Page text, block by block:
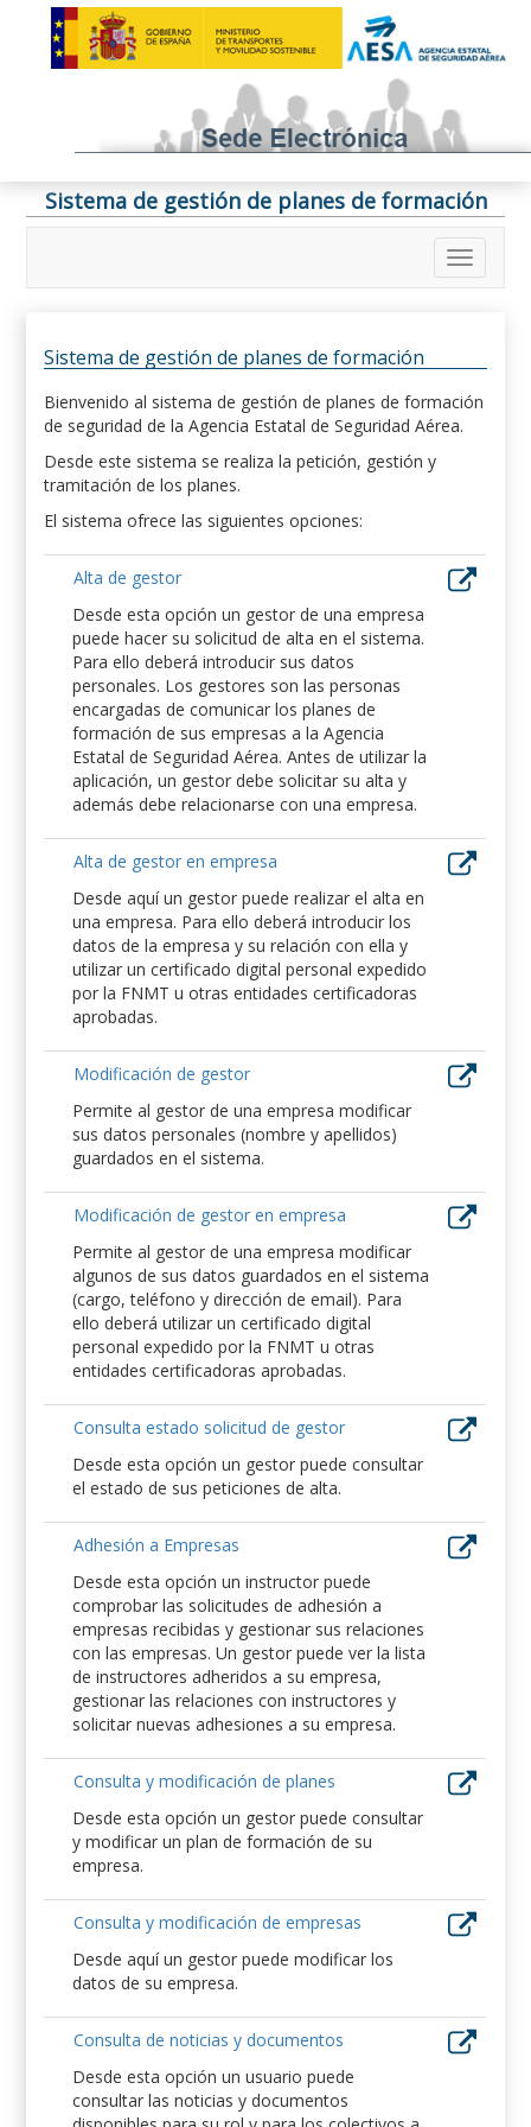
Sistema de gestión de planes de formación
Sistema de gestión de planes de formación
Bienvenido al sistema de gestión de planes de formación
de seguridad de la Agencia Estatal de Seguridad Aérea.
Desde este sistema se realiza la petición, gestión y
tramitación de los planes.
El sistema ofrece las siguientes opciones:
Alta de gestor
Desde esta opción un gestor de una empresa
puede hacer su solicitud de alta en el sistema.
Para ello deberá introducir sus datos
personales. Los gestores son las personas
encargadas de comunicar los planes de
formación de sus empresas a la Agencia
Estatal de Seguridad Aérea. Antes de utilizar la
aplicación, un gestor debe solicitar su alta y
además debe relacionarse con una empresa.
Alta de gestor en empresa
Desde aquí un gestor puede realizar el alta en
una empresa. Para ello deberá introducir los
datos de la empresa y su relación con ella y
utilizar un certificado digital personal expedido
por la FNMT u otras entidades certificadoras
aprobadas.
Modificación de gestor
Permite al gestor de una empresa modificar
sus datos personales (nombre y apellidos)
guardados en el sistema.
Modificación de gestor en empresa
Permite al gestor de una empresa modificar
algunos de sus datos guardados en el sistema
(cargo, teléfono y dirección de email). Para
ello deberá utilizar un certificado digital
personal expedido por la FNMT u otras
entidades certificadoras aprobadas.
Consulta estado solicitud de gestor
Desde esta opción un gestor puede consultar
el estado de sus peticiones de alta.
Adhesión a Empresas
Desde esta opción un instructor puede
comprobar las solicitudes de adhesión a
empresas recibidas y gestionar sus relaciones
con las empresas. Un gestor puede ver la lista
de instructores adheridos a su empresa,
gestionar las relaciones con instructores y
solicitar nuevas adhesiones a su empresa.
Consulta y modificación de planes
Desde esta opción un gestor puede consultar
y modificar un plan de formación de su
empresa.
Consulta y modificación de empresas
Desde aquí un gestor puede modificar los
datos de su empresa.
Consulta de noticias y documentos
Desde esta opción un usuario puede
consultar las noticias y documentos